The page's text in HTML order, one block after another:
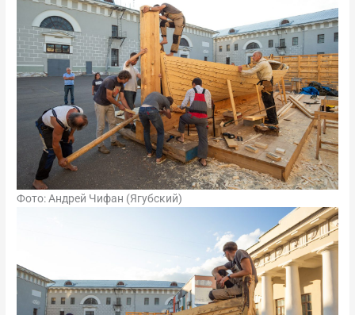
Фото: Андрей Чифан (Ягубский)